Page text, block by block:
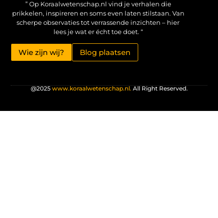
” Op Koraalwetenschap.nl vind je verhalen die
prikkelen, inspireren en soms even laten stilstaan. Van
scherpe observaties tot verrassende inzichten – hier
lees je wat er écht toe doet. “
Wie zijn wij? Blog plaatsen
@2025www.koraalwetenschap.nl.All Right Reserved.